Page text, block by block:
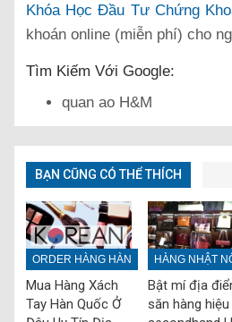
Khóa Học Đầu Tư Chứng
khoán online (miễn phí) cho
Tìm Kiếm Với Google:
quan ao H&M
BẠN CŨNG CÓ THỂ THÍCH
ORDER HÀNG HÀN
Mua Hàng Xách
Tay Hàn Quốc Ở
HÀNG NHẬT
Bật mí địa
săn hàng hiệu